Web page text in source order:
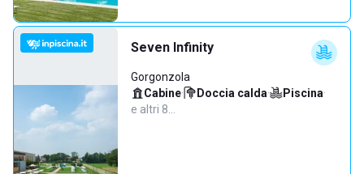
Seven Infinity
Gorgonzola
Cabine· Doccia calda· Piscina·
e altri 8…